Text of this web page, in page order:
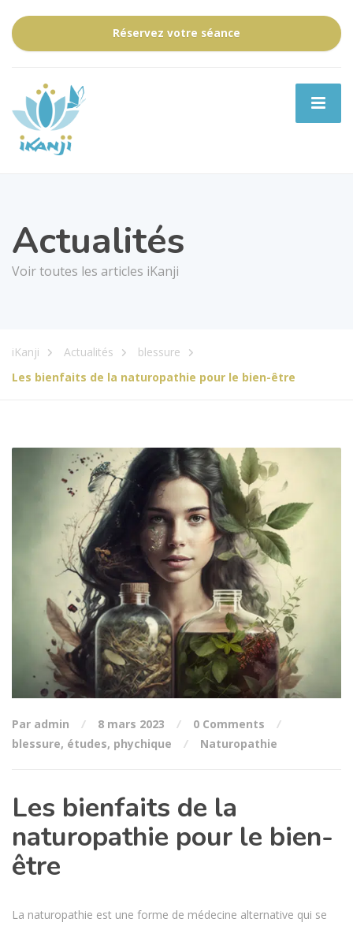
Réservez votre séance
Actualités
Voir toutes les articles iKanji
iKanji Actualités
blessure
Les bienfaits de la naturopathie pour le bien-être
Par admin 8 mars 2023
0 Comments
blessure, études, phychique Naturopathie
Les bienfaits de la
naturopathie pour le bien-
être
La naturopathie est une forme de médecine alternative qui se